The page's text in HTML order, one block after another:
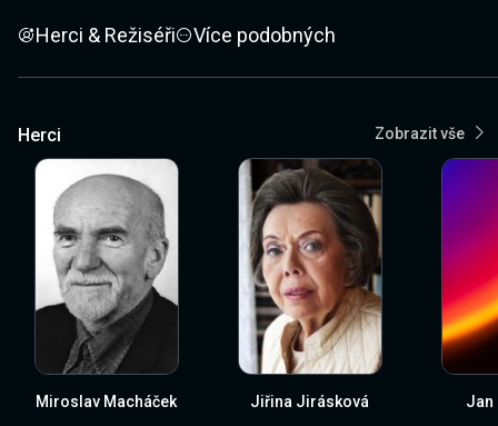
Herci & Režiséři Více podobných
Herci Zobrazit vše
Miroslav Macháček Jiřina Jirásková Jan